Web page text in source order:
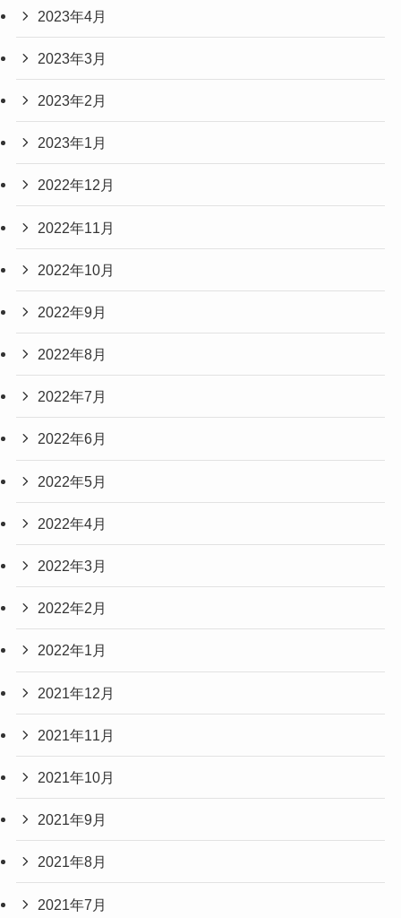
2023年4月
2023年3月
2023年2月
2023年1月
2022年12月
2022年11月
2022年10月
2022年9月
2022年8月
2022年7月
2022年6月
2022年5月
2022年4月
2022年3月
2022年2月
2022年1月
2021年12月
2021年11月
2021年10月
2021年9月
2021年8月
2021年7月